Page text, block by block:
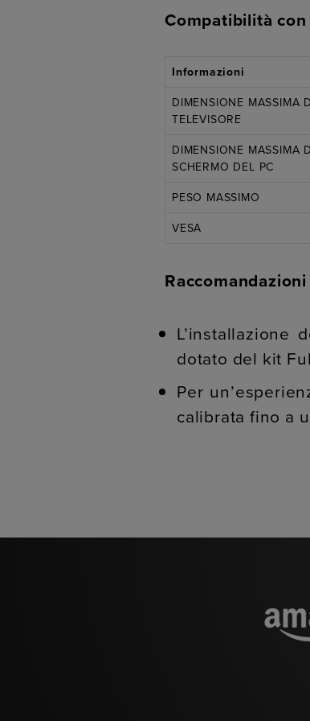
Compatibilità
Informazioni
DIMENSIONE MASSIMA
TELEVISORE
DIMENSIONE MASSIMA
SCHERMO DEL PC
PESO MASSIMO
VESA
Raccomandazioni
L’installazione
dotato del kit
Per
calibrata fino a